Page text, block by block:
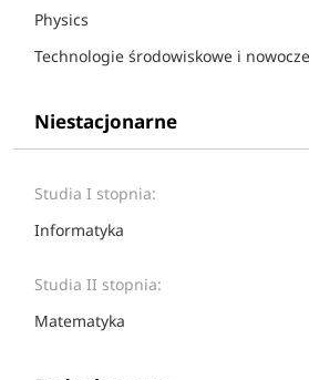
Physics
Technologie środowiskowe i
Niestacjonarne
Studia I stopnia:
Informatyka
Studia II stopnia:
Matematyka